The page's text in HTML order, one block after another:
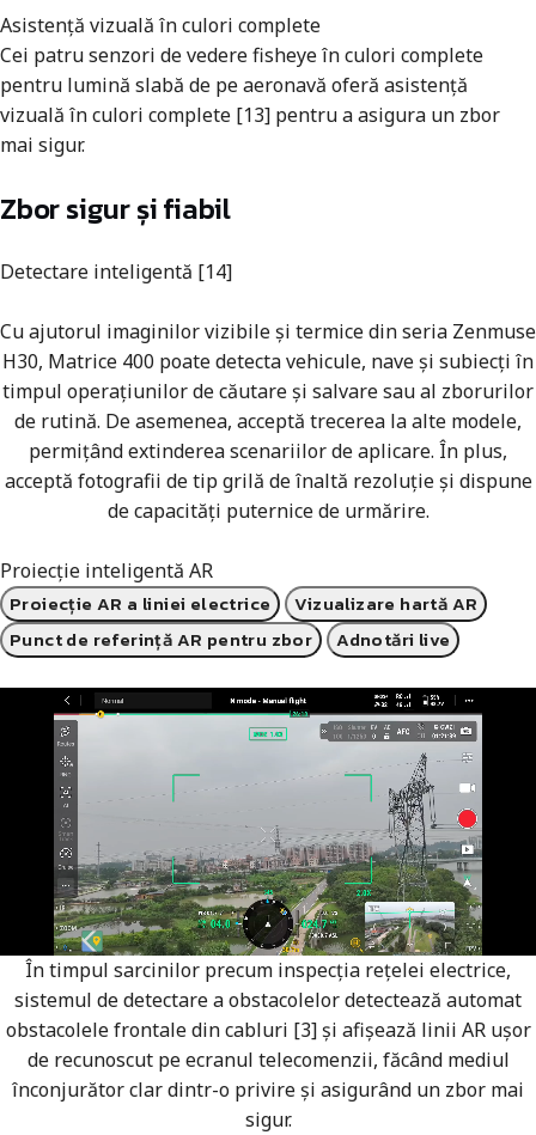
Asistență vizuală în culori complete
Cei patru senzori de vedere fisheye în culori complete
pentru lumină slabă de pe aeronavă oferă asistență
vizuală în culori complete [13] pentru a asigura un zbor
mai sigur.
Zbor sigur și fiabil
Detectare inteligentă [14]
Cu ajutorul imaginilor vizibile și termice din seria Zenmuse
H30, Matrice 400 poate detecta vehicule, nave și subiecți în
timpul operațiunilor de căutare și salvare sau al zborurilor
de rutină. De asemenea, acceptă trecerea la alte modele,
permițând extinderea scenariilor de aplicare. În plus,
acceptă fotografii de tip grilă de înaltă rezoluție și dispune
de capacități puternice de urmărire.
Proiecție inteligentă AR
Proiecție AR a liniei electrice
Vizualizare hartă AR
Punct de referință AR pentru zbor
Adnotări live
În timpul sarcinilor precum inspecția rețelei electrice,
sistemul de detectare a obstacolelor detectează automat
obstacolele frontale din cabluri [3] și afișează linii AR ușor
de recunoscut pe ecranul telecomenzii, făcând mediul
înconjurător clar dintr-o privire și asigurând un zbor mai
sigur.